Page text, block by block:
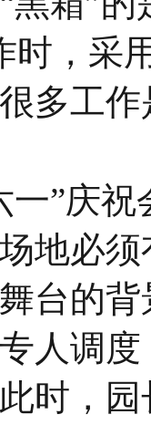
时，采
多工
一”庆
地必
台的
人调
时，